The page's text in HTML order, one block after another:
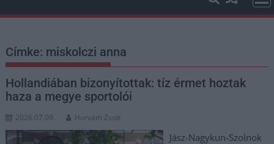
Címke: miskolczi anna
Hollandiában bizonyítottak: tíz érmet hoztak
haza a megye sportolói
2026.07.09. Horváth Zsolt
Jász-Nagykun-Szolnok